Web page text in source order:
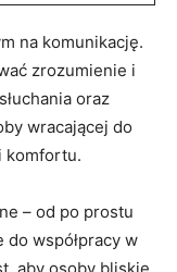
na komunikację.
zrozumienie​ i
oraz
‍wracającej ⁢do
komfortu.
– od ⁢po prostu
współpracy‌ w